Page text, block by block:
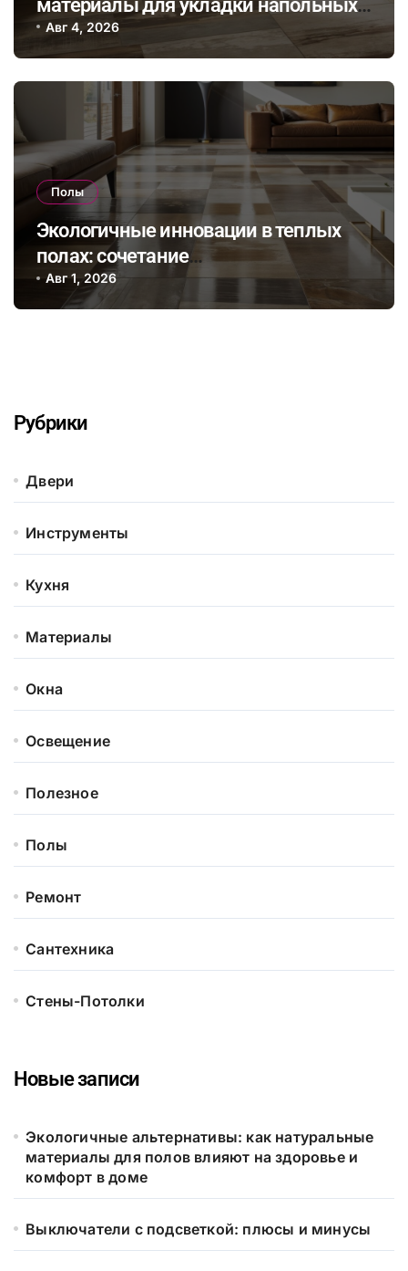
материалы для укладки напольных
покрытий в эпоху устойчивого
дизайна интерьера
Авг 4, 2026
Полы
Экологичные инновации в теплых
полах: сочетание
энергоэффективности и
натуральных материалов для
Авг 1, 2026
Рубрики
Двери
Инструменты
Кухня
Материалы
Окна
Освещение
Полезное
Полы
Ремонт
Сантехника
Стены-Потолки
Новые записи
Экологичные альтернативы: как натуральные
материалы для полов влияют на здоровье и
комфорт в доме
Выключатели с подсветкой: плюсы и минусы